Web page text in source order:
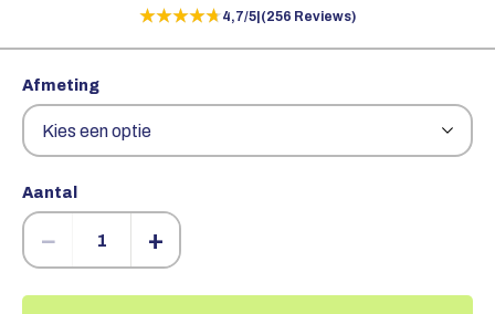
★★★★★
★★★★★4,7/5 (256 Reviews)
Afmeting
Aantal
− +